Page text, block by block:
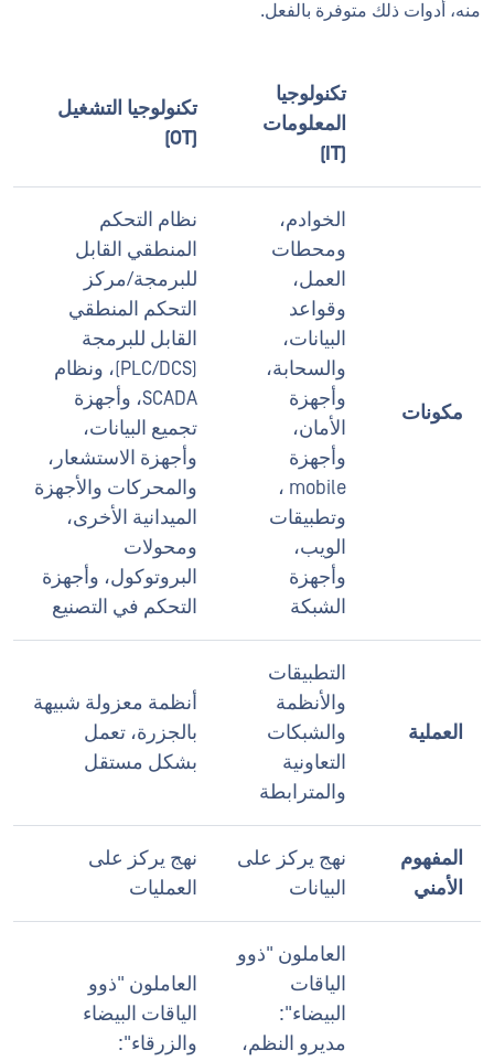
منه، أدوات ذلك متوفرة بالفعل.
تكنولوجيا
المعلومات
(IT)
تكنولوجيا التشغيل
(OT)
مكونات
الخوادم،
ومحطات
العمل،
وقواعد
البيانات،
والسحابة،
وأجهزة
الأمان،
وأجهزة
mobile ،
وتطبيقات
الويب،
وأجهزة
الشبكة
نظام التحكم
المنطقي القابل
للبرمجة/مركز
التحكم المنطقي
القابل للبرمجة
(PLC/DCS)، ونظام
SCADA، وأجهزة
تجميع البيانات،
وأجهزة الاستشعار،
والمحركات والأجهزة
الميدانية الأخرى،
ومحولات
البروتوكول، وأجهزة
التحكم في التصنيع
العملية
التطبيقات
والأنظمة
والشبكات
التعاونية
والمترابطة
أنظمة معزولة شبيهة
بالجزرة، تعمل
بشكل مستقل
المفهوم
الأمني
نهج يركز على
البيانات
نهج يركز على
العمليات
العاملون "ذوو
الياقات
البيضاء":
مديرو النظم،
العاملون "ذوو
الياقات البيضاء
والزرقاء":